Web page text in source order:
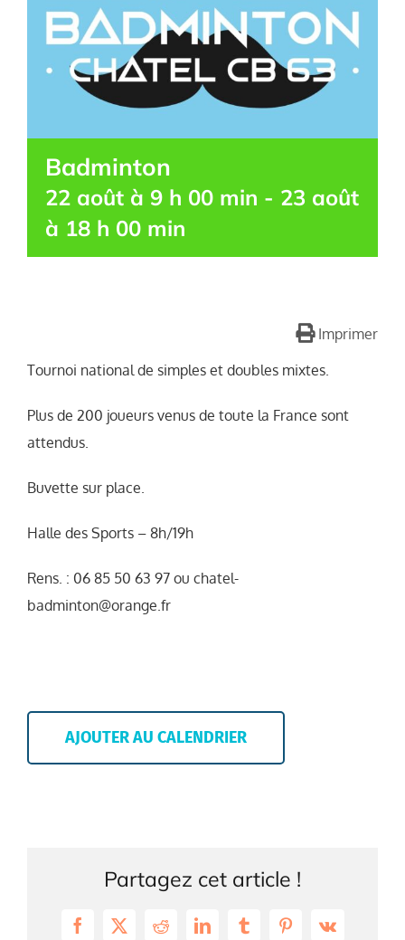
Badminton
22 août à 9 h 00 min - 23 août
à 18 h 00 min
Imprimer
Tournoi national de simples et doubles mixtes.
Plus de 200 joueurs venus de toute la France sont
attendus.
Buvette sur place.
Halle des Sports – 8h/19h
Rens. : 06 85 50 63 97 ou chatel-
badminton@orange.fr
AJOUTER AU CALENDRIER
Partagez cet article !
Facebook
X RedditLinkedInTumblrPinterest
Vk